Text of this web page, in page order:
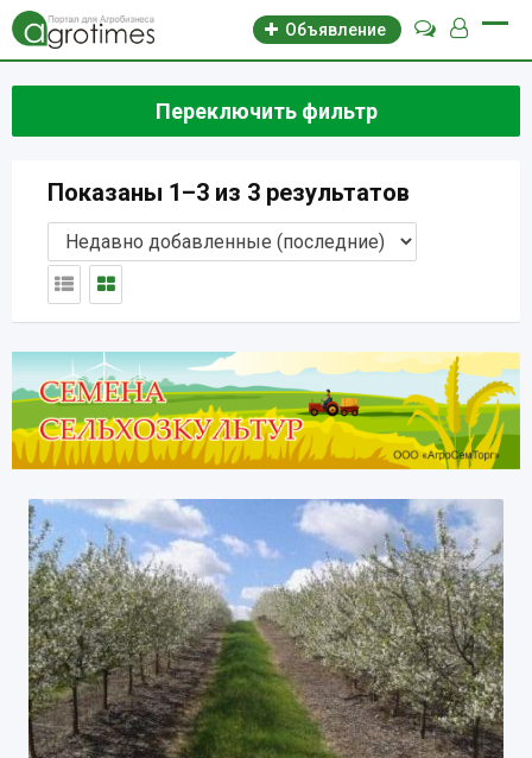
Объявление
Переключить фильтр
Показаны 1–3 из 3 результатов